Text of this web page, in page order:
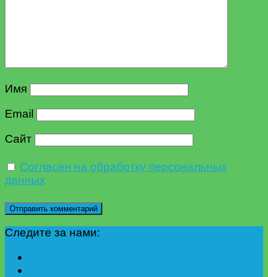
Имя
Email
Сайт
Согласен на обработку персональных
данных
Следите за нами: